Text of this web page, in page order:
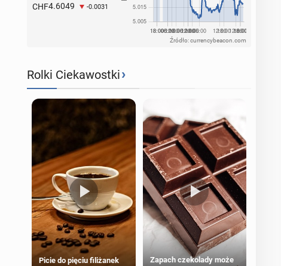
CHF4.6049 -0.0031
Źródło: currencybeacon.com
Rolki Ciekawostki›
Picie do pięciu filiżanek
Zapach czekolady może